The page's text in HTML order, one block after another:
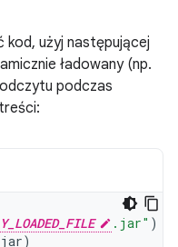
kod, użyj następującej
ładowany (np.
podczas
.jar" )
jar)